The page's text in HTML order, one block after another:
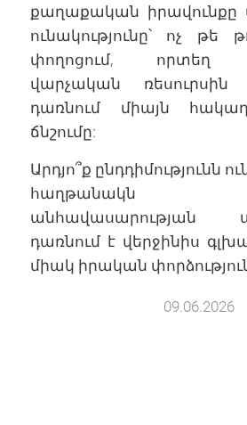
քաղաքական իրավունքը
ունակությունը՝ ոչ թե
փողոցում, որտեղ
վարչական
դառնում միայն
ճնշումը:
Արդյո՞ք ընդդիմությունն
հաղթանակն
անհավասարության
դառնում է վերջինիս
միակ իրական
09.06.2026